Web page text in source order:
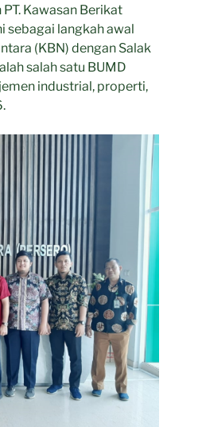
Kawasan Berikat
sebagai langkah awal
(KBN) dengan Salak
salah satu BUMD
industrial, properti,